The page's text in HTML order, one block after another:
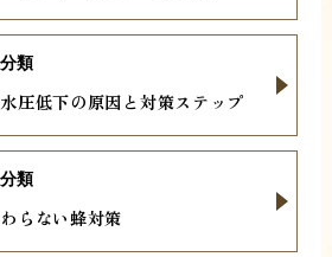
圧低下の原因と対策ステップ
類
らない蜂対策
類